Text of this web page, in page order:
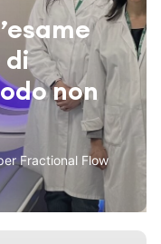
di
non
Fractional Flow